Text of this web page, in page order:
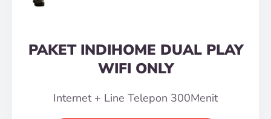
PAKET INDIHOME DUAL PLAY
WIFI ONLY
Internet + Line Telepon 300Menit